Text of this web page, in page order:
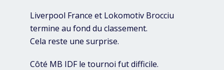
Liverpool France et Lokomotiv Brocciu
termine au fond du classement.
Cela reste une surprise.
Côté MB IDF le tournoi fut difficile.